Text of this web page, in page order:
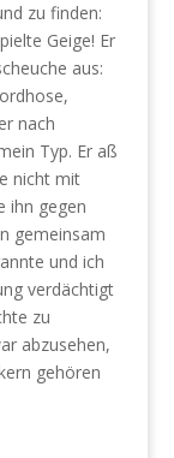
zu finden:
Geige! Er
aus:
nach
Typ. Er aß
nicht mit
ihn gegen
gemeinsam
und ich
verdächtigt
zu
abzusehen,
gehören